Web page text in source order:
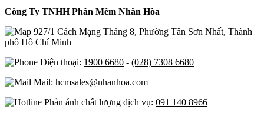
Công Ty TNHH Phần Mềm Nhân Hòa
927/1 Cách Mạng Tháng 8, Phường Tân Sơn Nhất, Thành
phố Hồ Chí Minh
Điện thoại: 1900 6680 - (028) 7308 6680
Mail: hcmsales@nhanhoa.com
Phản ánh chất lượng dịch vụ: 091 140 8966